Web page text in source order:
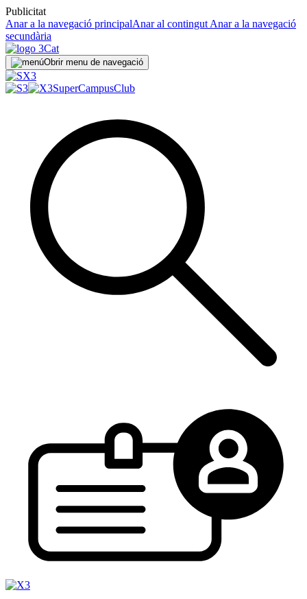
Publicitat
Anar a la navegació principalAnar al contingut Anar a la navegació
secundària
Obrir menu de navegació
SuperCampusClub